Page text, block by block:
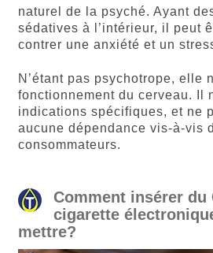
naturel de la psyché. Ayant
sédatives à l’intérieur, il peut
contrer une anxiété et un
N’étant pas psychotrope, elle
fonctionnement du cerveau. Il
indications spécifiques, et ne
aucune dépendance vis-à-vis
consommateurs.
Comment insérer du
cigarette
mettre?